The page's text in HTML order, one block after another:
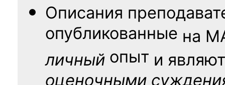
Описания
опубликованные на
личный опыт и